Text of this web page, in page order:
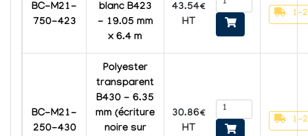
BC-M21-
750-423
blanc B423
- 19.05 mm
x 6.4 m
43.54€
HT
1-
BC-M21-
250-430
Polyester
transparent
B430 - 6.35
mm (écriture
noire sur
30.86€
HT
1-